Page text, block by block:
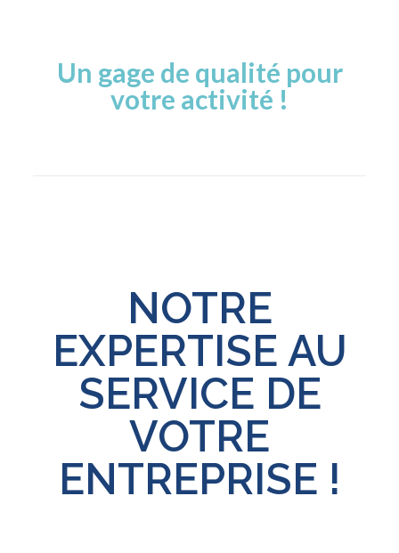
Un gage de qualité pour
votre activité !
NOTRE
EXPERTISE AU
SERVICE DE
VOTRE
ENTREPRISE !